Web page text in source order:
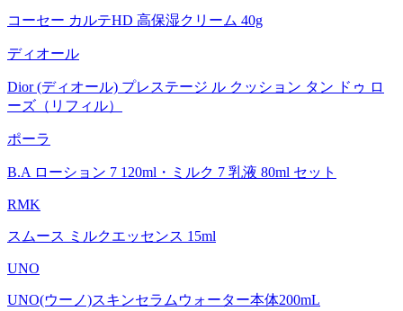
コーセー カルテHD 高保湿クリーム 40g
ディオール
Dior (ディオール) プレステージ ル クッション タン ドゥ ロ
ーズ（リフィル）
ポーラ
B.A ローション 7 120ml・ミルク 7 乳液 80ml セット
RMK
スムース ミルクエッセンス 15ml
UNO
UNO(ウーノ)スキンセラムウォーター本体200mL